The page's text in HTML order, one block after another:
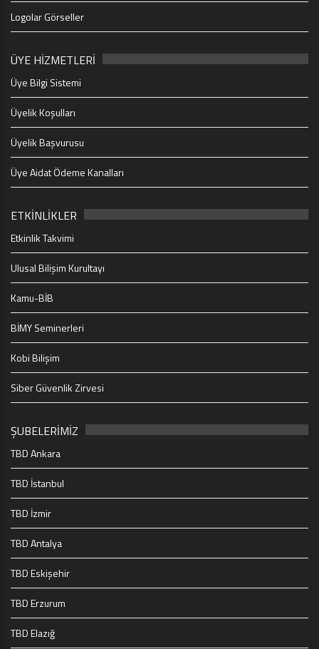
Logolar Görseller
ÜYE HİZMETLERİ
Üye Bilgi Sistemi
Üyelik Koşulları
Üyelik Başvurusu
Üye Aidat Ödeme Kanalları
ETKİNLİKLER
Etkinlik Takvimi
Ulusal Bilişim Kurultayı
Kamu-BİB
BİMY Seminerleri
Kobi Bilişim
Siber Güvenlik Zirvesi
ŞUBELERİMİZ
TBD Ankara
TBD İstanbul
TBD İzmir
TBD Antalya
TBD Eskişehir
TBD Erzurum
TBD Elazığ